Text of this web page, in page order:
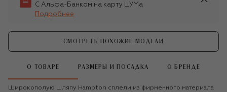
С Альфа-Банком на карту ЦУМа
Подробнее
СМОТРЕТЬ ПОХОЖИЕ МОДЕЛИ
О ТОВАРЕ РАЗМЕРЫ И ПОСАДКА О БРЕНДЕ
Широкополую шляпу Hampton сплели из фирменного материала